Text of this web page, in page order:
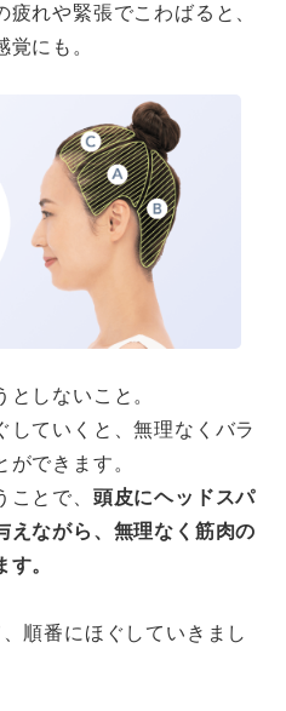
れや緊張でこわばると、
にも。
しないこと。
していくと、無理なくバラ
できます。
とで、 頭皮にヘッドスパ
えながら、無理なく筋肉の
。
順番にほぐしていきまし